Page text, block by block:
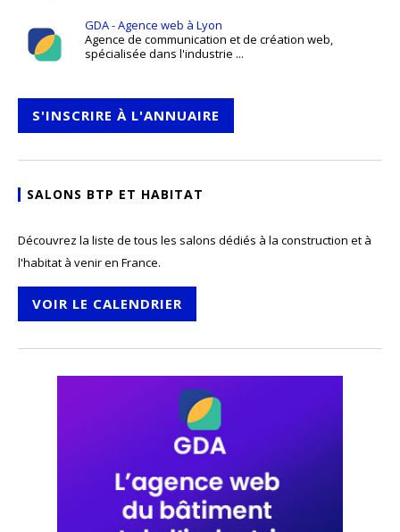
GDA - Agence web à Lyon
Agence de communication et de création web,
spécialisée dans l'industrie ...
S'INSCRIRE À L'ANNUAIRE
SALONS BTP ET HABITAT
Découvrez la liste de tous les salons dédiés à la construction et à
l'habitat à venir en France.
VOIR LE CALENDRIER